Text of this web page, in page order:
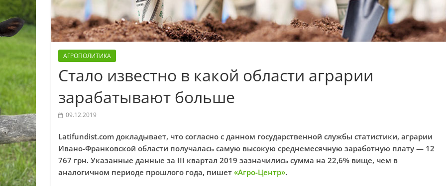
АГРОПОЛИТИКА
Стало известно в какой области аграрии
зарабатывают больше
09.12.2019
Latifundist.com докладывает, что согласно с данном государственной службы статистики, аграрии
Ивано-Франковской области получалась самую высокую среднемесячную заработную плату — 12
767 грн. Указанные данные за III квартал 2019 зазначились сумма на 22,6% вище, чем в
аналогичном периоде прошлого года, пишет «Агро-Центр».